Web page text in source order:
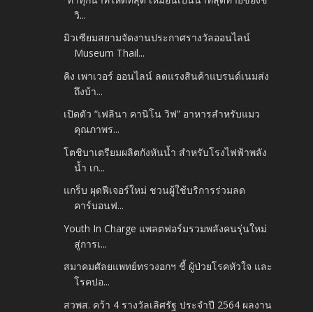
วิ...
มิวเซียมสยามจัดงานประกาศรางวัลออนไลน์
Museum Thail...
คิง เพาเวอร์ ออนไลน์ ลดแรงสินค้าแบรนด์เนมส่ง
ถึงบ้า...
เปิดตัว “เฟลินา คานิโน วิฟ” อาหารสำหรับแมว
คุณภาพร...
โตชิบาเตรียมผลิตกังหันน้ำ สำหรับโรงไฟฟ้าพลัง
น้ำ เก...
แกร็บ ผุดฟีเจอร์ใหม่ ชวนผู้ใช้บริการร่วมลด
คาร์บอนฟ...
Youth In Charge แพลตฟอร์มรวมพลังคนรุ่นใหม่
สู่การเ...
สมาคมศัลยแพทย์ทรวงอกฯ ชี้ ผู้ป่วยโรคหัวใจ และ
โรคปอ...
สวพส. คว้า 4 รางวัลเลิศรัฐ ประจำปี 2564 ผลงาน